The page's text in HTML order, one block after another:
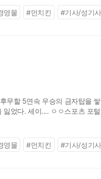
영물 #먼치킨 #기사/성기사
무할 5연속 우승의 금자탑을
었다. 세이.... ㅇㅇ스포츠 포
령 회색 늑대 기사단장 윌리엄
영물 #먼치킨 #기사/성기사